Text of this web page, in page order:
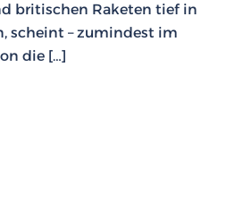
britischen Raketen tief in
scheint – zumindest im
die […]